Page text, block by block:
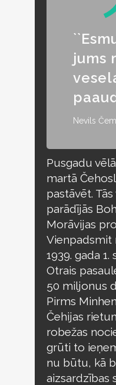
jums
Nevils
Pusgadu
martā
pastāvēt.
parādījās
Morāvijas
Vienpadsmit
1939. gada
Otrais
50 miljonus
Pirms
Čehijas
robežas
grūti to
nu būtu, kā
aizsardzības